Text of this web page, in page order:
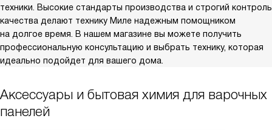
техники. Высокие стандарты производства и строгий контроль
качества делают технику Миле надежным помощником
на долгое время. В нашем магазине вы можете получить
профессиональную консультацию и выбрать технику, которая
идеально подойдет для вашего дома.
Аксессуары и бытовая химия для варочных
панелей